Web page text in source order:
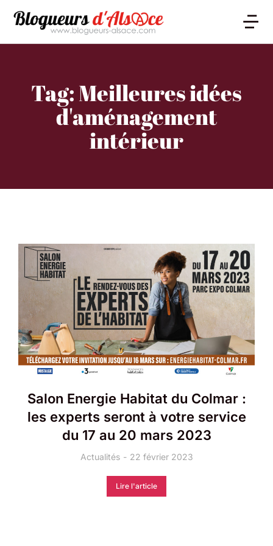
Tag: Meilleures idées
d'aménagement
intérieur
Salon Energie Habitat du Colmar :
les experts seront à votre service
du 17 au 20 mars 2023
Actualités 22 février 2023
Lire l'article